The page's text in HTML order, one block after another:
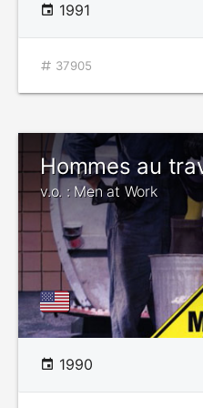
1991
37905
Hommes au
v.o. : Men at Work
1990